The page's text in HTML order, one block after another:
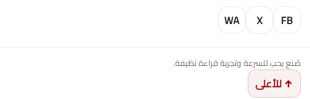
FB
X
WA
صُنع بحب للسرعة وتجربة قراءة نظيفة.
↑ للأعلى